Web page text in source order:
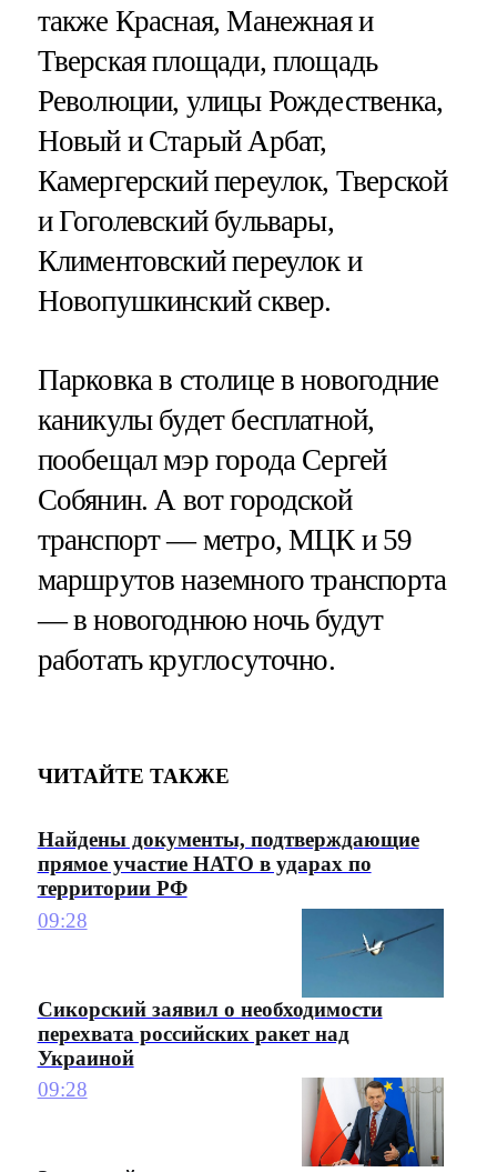
также Красная, Манежная и
Тверская площади, площадь
Революции, улицы Рождественка,
Новый и Старый Арбат,
Камергерский переулок, Тверской
и Гоголевский бульвары,
Климентовский переулок и
Новопушкинский сквер.
Парковка в столице в новогодние
каникулы будет бесплатной,
пообещал мэр города Сергей
Собянин. А вот городской
транспорт — метро, МЦК и 59
маршрутов наземного транспорта
— в новогоднюю ночь будут
работать круглосуточно.
ЧИТАЙТЕ ТАКЖЕ
Найдены документы, подтверждающие
прямое участие НАТО в ударах по
территории РФ
09:28
Сикорский заявил о необходимости
перехвата российских ракет над
Украиной
09:28